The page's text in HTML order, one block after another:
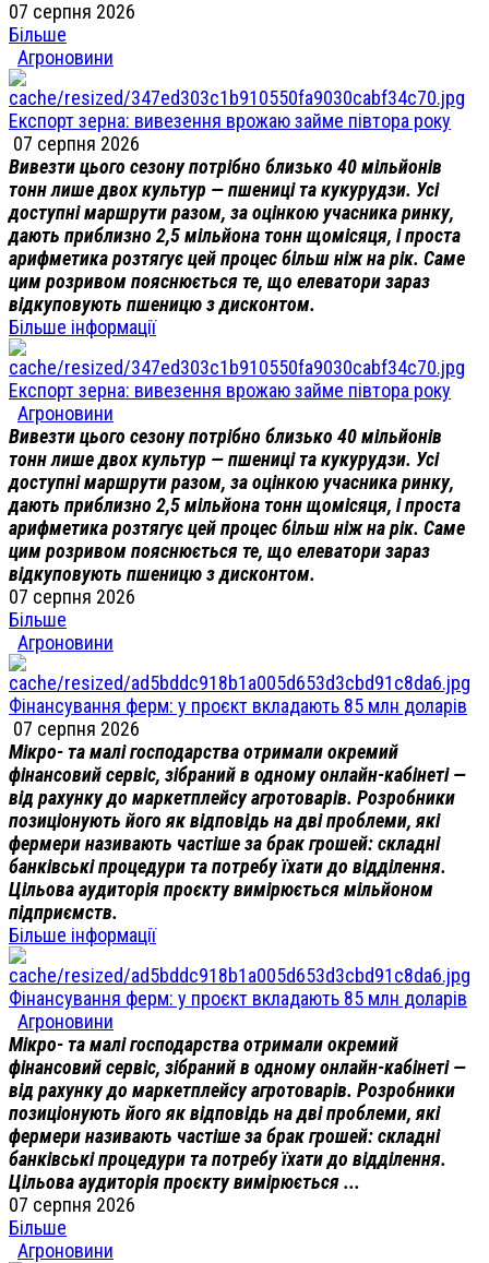
07 серпня 2026
Більше
Агроновини
Експорт зерна: вивезення врожаю займе півтора року
07 серпня 2026
Вивезти цього сезону потрібно близько 40 мільйонів
тонн лише двох культур — пшениці та кукурудзи. Усі
доступні маршрути разом, за оцінкою учасника ринку,
дають приблизно 2,5 мільйона тонн щомісяця, і проста
арифметика розтягує цей процес більш ніж на рік. Саме
цим розривом пояснюється те, що елеватори зараз
відкуповують пшеницю з дисконтом.
Більше інформації
Експорт зерна: вивезення врожаю займе півтора року
Агроновини
Вивезти цього сезону потрібно близько 40 мільйонів
тонн лише двох культур — пшениці та кукурудзи. Усі
доступні маршрути разом, за оцінкою учасника ринку,
дають приблизно 2,5 мільйона тонн щомісяця, і проста
арифметика розтягує цей процес більш ніж на рік. Саме
цим розривом пояснюється те, що елеватори зараз
відкуповують пшеницю з дисконтом.
07 серпня 2026
Більше
Агроновини
Фінансування ферм: у проєкт вкладають 85 млн доларів
07 серпня 2026
Мікро- та малі господарства отримали окремий
фінансовий сервіс, зібраний в одному онлайн-кабінеті —
від рахунку до маркетплейсу агротоварів. Розробники
позиціонують його як відповідь на дві проблеми, які
фермери називають частіше за брак грошей: складні
банківські процедури та потребу їхати до відділення.
Цільова аудиторія проєкту вимірюється мільйоном
підприємств.
Більше інформації
Фінансування ферм: у проєкт вкладають 85 млн доларів
Агроновини
Мікро- та малі господарства отримали окремий
фінансовий сервіс, зібраний в одному онлайн-кабінеті —
від рахунку до маркетплейсу агротоварів. Розробники
позиціонують його як відповідь на дві проблеми, які
фермери називають частіше за брак грошей: складні
банківські процедури та потребу їхати до відділення.
Цільова аудиторія проєкту вимірюється ...
07 серпня 2026
Більше
Агроновини